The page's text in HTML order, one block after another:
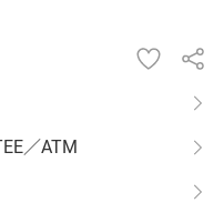
／ATM